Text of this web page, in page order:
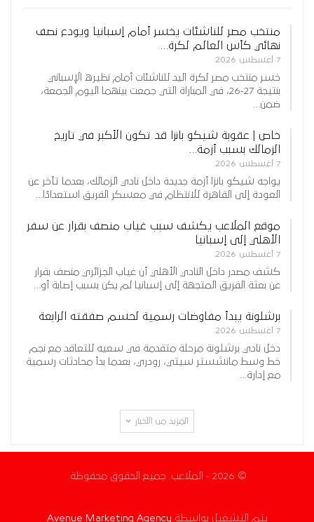
منتخب مصر للناشئات يخسر أمام إسبانيا ويودع نصف
نهائي كأس العالم لكرة…
7 أغسطس 2026
خسر منتخب مصر لكرة اليد للناشئات أمام نظيره الإسباني
بنتيجة 27-26، في المباراة التي جمعت بينهما اليوم الجمعة،
ضمن…
خاص | عقوبة شيكو بانزا قد تكون الأكبر في تاريخ
الزمالك بسبب أزمة…
7 أغسطس 2026
يواجه شيكو بانزا أزمة جديدة داخل نادي الزمالك، بعدما تأخر عن
العودة إلى القاهرة للانتظام في معسكر الفريق استعدادًا…
موقع الملاعب يكشف سبب غياب منصف بقرار عن سفر
الأهلي إلى إسبانيا
7 أغسطس 2026
كشف مصدر داخل النادي الأهلي أن غياب الجزائري منصف بقرار
عن بعثة الفريق المتجهة إلى إسبانيا لم يكن بسبب إصابة أو…
برشلونة يبدأ مفاوضات رسمية لحسم صفقته الرابعة
7 أغسطس 2026
دخل نادي برشلونة مرحلة متقدمة في سعيه للتعاقد مع نجم
خط وسط مانشستر سيتي، رودري، بعدما بدأ محادثات رسمية
مع إدارة…
المزيد من الأخبار
© 2026 - الملاعب. جميع الحقوق محفوظة.
يتم التشغيل بواسطة Avenue Marketing Agency